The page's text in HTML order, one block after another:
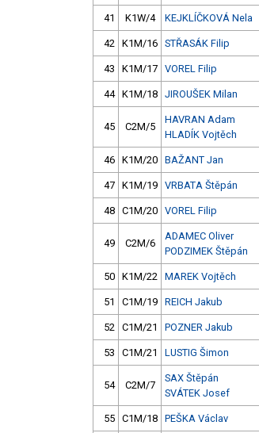
41 K1W/4 KEJKLÍČKOVÁ Nela
42 K1M/16 STŘASÁK Filip
43 K1M/17 VOREL Filip
44 K1M/18 JIROUŠEK Milan
45 C2M/5
HAVRAN Adam
HLADÍK Vojtěch
46 K1M/20 BAŽANT Jan
47 K1M/19 VRBATA Štěpán
48 C1M/20 VOREL Filip
49 C2M/6
ADAMEC Oliver
PODZIMEK Štěpán
50 K1M/22 MAREK Vojtěch
51 C1M/19 REICH Jakub
52 C1M/21 POZNER Jakub
53 C1M/21 LUSTIG Šimon
54 C2M/7
SAX Štěpán
SVÁTEK Josef
55 C1M/18 PEŠKA Václav